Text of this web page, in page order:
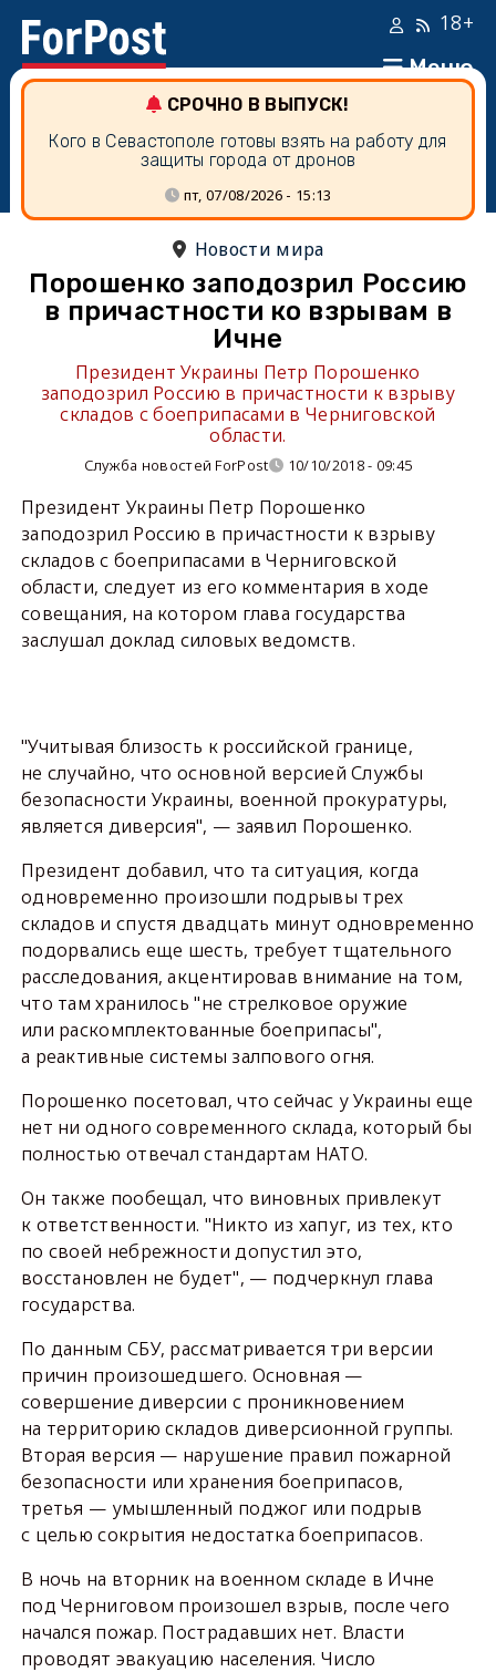
Меню
18+
СРОЧНО В ВЫПУСК!
Кого в Севастополе готовы взять на работу для
защиты города от дронов
пт, 07/08/2026 - 15:13
Новости мира
Порошенко заподозрил Россию
в причастности ко взрывам в
Ичне
Президент Украины Петр Порошенко
заподозрил Россию в причастности к взрыву
складов с боеприпасами в Черниговской
области.
Служба новостей ForPost 10/10/2018 - 09:45
Президент Украины Петр Порошенко
заподозрил Россию в причастности к взрыву
складов с боеприпасами в Черниговской
области, следует из его комментария в ходе
совещания, на котором глава государства
заслушал доклад силовых ведомств.
"Учитывая близость к российской границе,
не случайно, что основной версией Службы
безопасности Украины, военной прокуратуры,
является диверсия", — заявил Порошенко.
Президент добавил, что та ситуация, когда
одновременно произошли подрывы трех
складов и спустя двадцать минут одновременно
подорвались еще шесть, требует тщательного
расследования, акцентировав внимание на том,
что там хранилось "не стрелковое оружие
или раскомплектованные боеприпасы",
а реактивные системы залпового огня.
Порошенко посетовал, что сейчас у Украины еще
нет ни одного современного склада, который бы
полностью отвечал стандартам НАТО.
Он также пообещал, что виновных привлекут
к ответственности. "Никто из хапуг, из тех, кто
по своей небрежности допустил это,
восстановлен не будет", — подчеркнул глава
государства.
По данным СБУ, рассматривается три версии
причин произошедшего. Основная —
совершение диверсии с проникновением
на территорию складов диверсионной группы.
Вторая версия — нарушение правил пожарной
безопасности или хранения боеприпасов,
третья — умышленный поджог или подрыв
с целью сокрытия недостатка боеприпасов.
В ночь на вторник на военном складе в Ичне
под Черниговом произошел взрыв, после чего
начался пожар. Пострадавших нет. Власти
проводят эвакуацию населения. Число